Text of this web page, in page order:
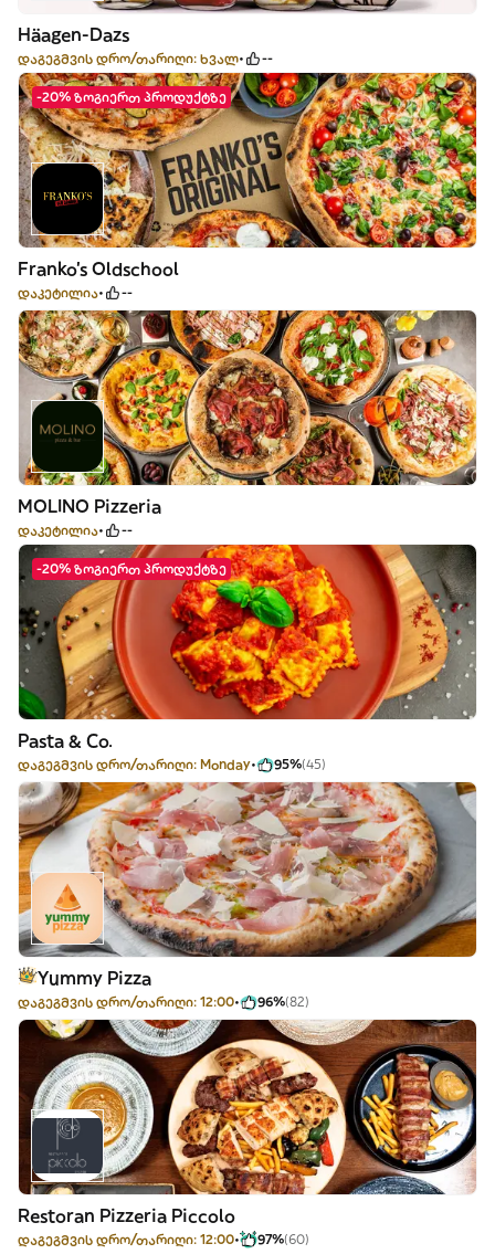
Häagen-Dazs
დაგეგმვის დრო/თარიღი: ხვალ --
-20% ზოგიერთ პროდუქტზე
Franko's Oldschool
დაკეტილია --
MOLINO Pizzeria
დაკეტილია --
-20% ზოგიერთ პროდუქტზე
Pasta & Co.
დაგეგმვის დრო/თარიღი: Monday 95%(45)
Yummy Pizza
დაგეგმვის დრო/თარიღი: 12:00 96%(82)
Restoran Pizzeria Piccolo
დაგეგმვის დრო/თარიღი: 12:00 97%(60)